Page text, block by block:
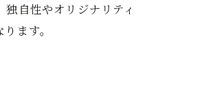
自性やオリジナリティ
ます。